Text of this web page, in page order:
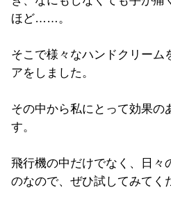
ほど……。
そこで様々なハンドクリーム
アをしました。
その中から私にとって効果の
す。
飛行機の中だけでなく、日々
のなので、ぜひ試してみてく